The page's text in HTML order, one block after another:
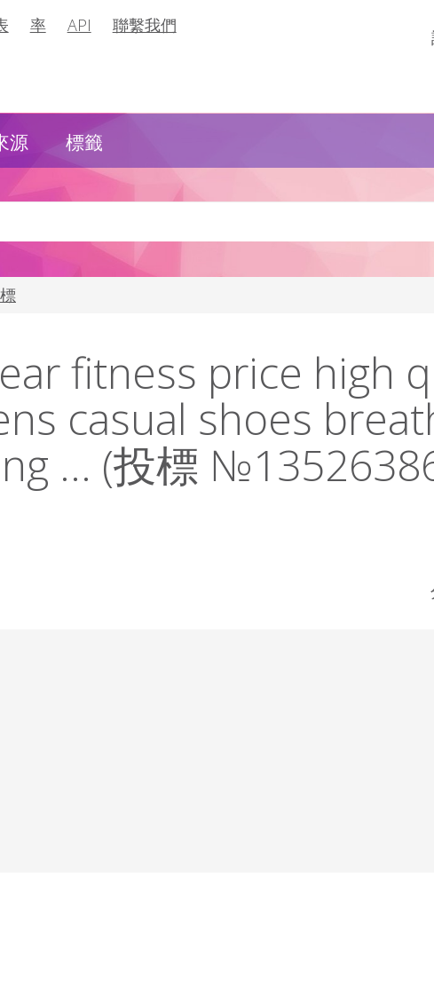
率 API 聯繫我們
源 標籤
fitness price high
casual shoes
... (投標